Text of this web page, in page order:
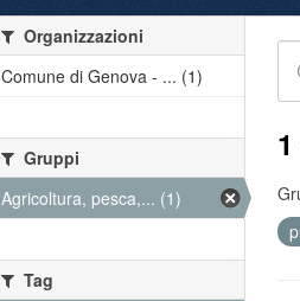
Organizzazioni
Comune di Genova - ... (1)
Gruppi
Agricoltura, pesca,... (1)
Tag